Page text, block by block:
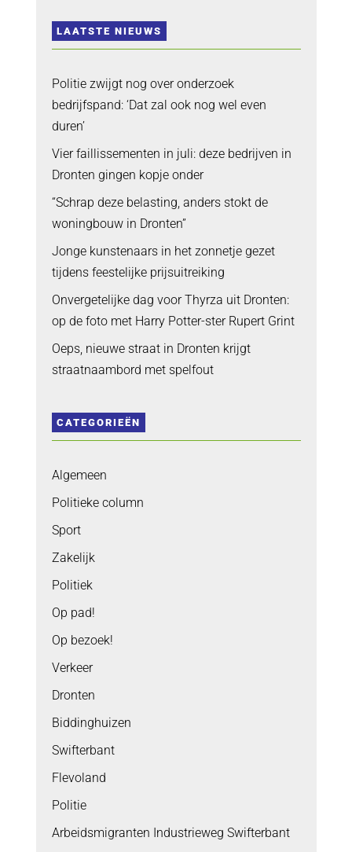
LAATSTE NIEUWS
Politie zwijgt nog over onderzoek
bedrijfspand: ‘Dat zal ook nog wel even
duren’
Vier faillissementen in juli: deze bedrijven in
Dronten gingen kopje onder
“Schrap deze belasting, anders stokt de
woningbouw in Dronten”
Jonge kunstenaars in het zonnetje gezet
tijdens feestelijke prijsuitreiking
Onvergetelijke dag voor Thyrza uit Dronten:
op de foto met Harry Potter-ster Rupert Grint
Oeps, nieuwe straat in Dronten krijgt
straatnaambord met spelfout
CATEGORIEËN
Algemeen
Politieke column
Sport
Zakelijk
Politiek
Op pad!
Op bezoek!
Verkeer
Dronten
Biddinghuizen
Swifterbant
Flevoland
Politie
Arbeidsmigranten Industrieweg Swifterbant